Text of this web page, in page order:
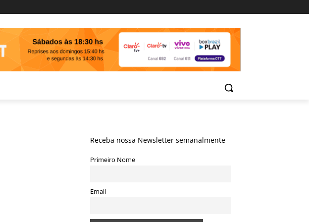
Receba nossa Newsletter semanalmente
Primeiro Nome
Email